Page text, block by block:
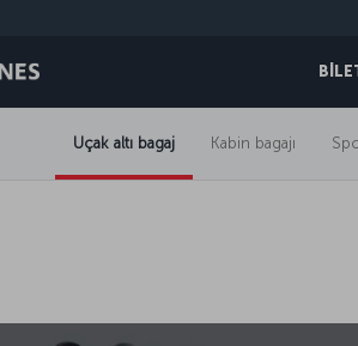
Uçak altı bagaj Kabin bagajı